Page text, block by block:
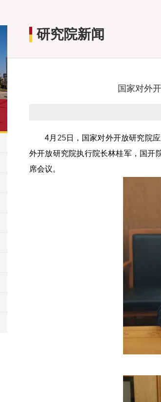
研究院新闻
国家对外
4月 25日，国家对外开放研究院
外开放研究院执行院长林桂军，国开
席会议。